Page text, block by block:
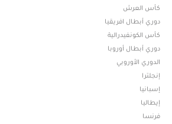
كأس العرش
دوري أبطال افريقيا
كأس الكونفيدرالية
دوري أبطال أوروبا
الدوري الأوروبي
إنجلترا
إسبانيا
إيطاليا
فرنسا